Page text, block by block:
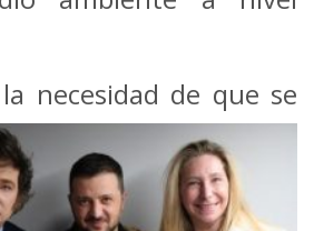
necesidad de que se